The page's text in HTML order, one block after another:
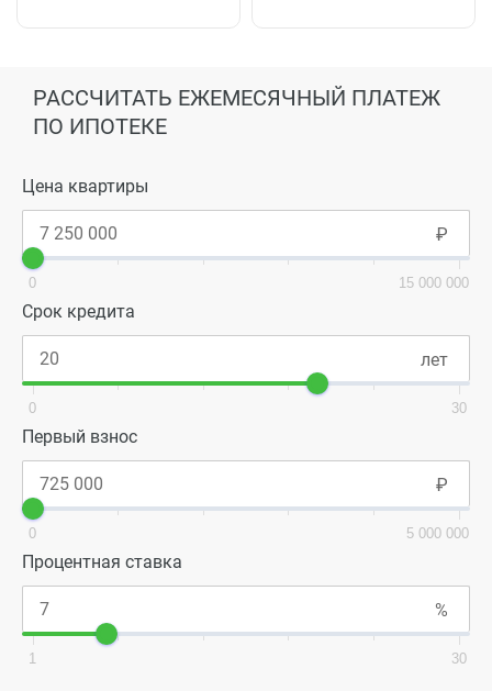
РАССЧИТАТЬ ЕЖЕМЕСЯЧНЫЙ ПЛАТЕЖ
ПО ИПОТЕКЕ
Цена квартиры
0 15 000 000
Срок кредита
0 30
Первый взнос
0 5 000 000
Процентная ставка
1 30